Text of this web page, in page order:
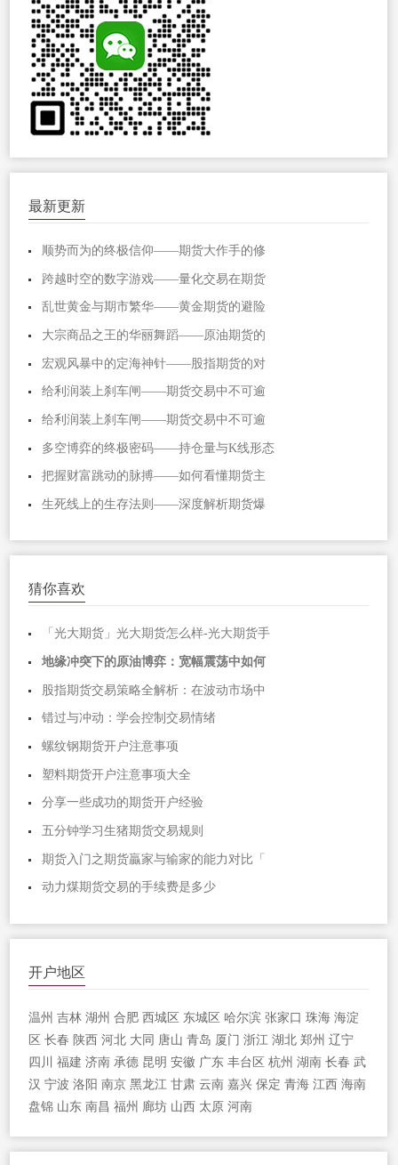
最新更新
顺势而为的终极信仰——期货大作手的修
跨越时空的数字游戏——量化交易在期货
乱世黄金与期市繁华——黄金期货的避险
大宗商品之王的华丽舞蹈——原油期货的
宏观风暴中的定海神针——股指期货的对
给利润装上刹车闸——期货交易中不可逾
给利润装上刹车闸——期货交易中不可逾
多空博弈的终极密码——持仓量与K线形态
把握财富跳动的脉搏——如何看懂期货主
生死线上的生存法则——深度解析期货爆
猜你喜欢
「光大期货」光大期货怎么样-光大期货手
地缘冲突下的原油博弈：宽幅震荡中如何
股指期货交易策略全解析：在波动市场中
错过与冲动：学会控制交易情绪
螺纹钢期货开户注意事项
塑料期货开户注意事项大全
分享一些成功的期货开户经验
五分钟学习生猪期货交易规则
期货入门之期货贏家与输家的能力对比「
动力煤期货交易的手续费是多少
开户地区
温州 吉林 湖州 合肥 西城区 东城区 哈尔滨 张家口 珠海 海淀
区 长春 陕西 河北 大同 唐山 青岛 厦门 浙江 湖北 郑州 辽宁
四川
福建 济南 承德 昆明 安徽 广东 丰台区 杭州 湖南 长春 武
汉 宁波 洛阳 南京 黑龙江 甘肃 云南 嘉兴 保定 青海 江西 海南
盘锦 山东 南昌 福州 廊坊 山西 太原 河南